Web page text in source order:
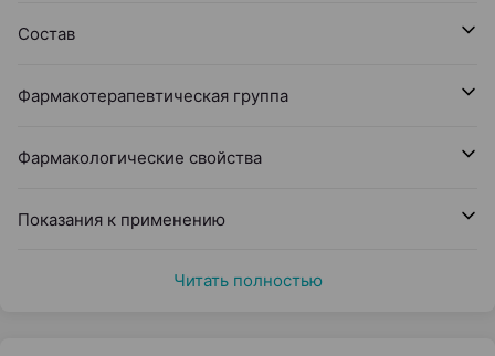
Состав
Фармакотерапевтическая группа
Фармакологические свойства
Показания к применению
Читать полностью